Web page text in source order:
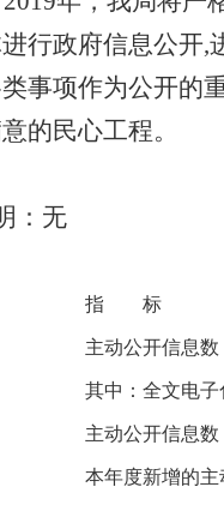
行政府信息公开,
事项作为公开的
的民心工程。
：无
指 标
主动公开信息数
其中：全文电子
主动公开信息数
本年度新增的